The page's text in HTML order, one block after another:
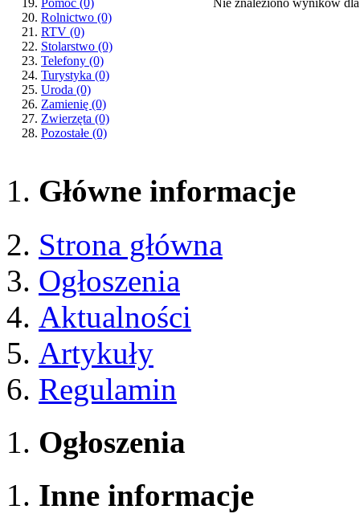
Pomoc (0)
Rolnictwo (0)
RTV (0)
Stolarstwo (0)
Telefony (0)
Turystyka (0)
Uroda (0)
Zamienię (0)
Zwierzęta (0)
Pozostałe (0)
Główne informacje
Strona główna
Ogłoszenia
Aktualności
Artykuły
Regulamin
Ogłoszenia
Inne informacje